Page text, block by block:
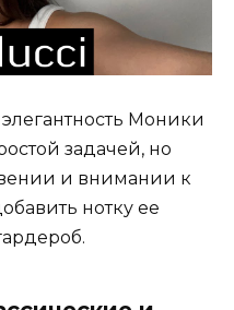
Моники
задачей, но
и внимании к
нотку ее